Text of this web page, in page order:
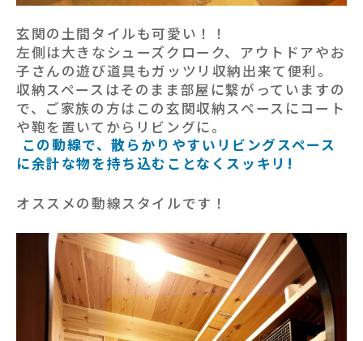
玄関の土間タイルも可愛い！！
左側は大きなシューズクローク、アウトドアやお
子さんの遊び道具もガッツリ収納出来て便利。
収納スペースはそのまま部屋に繋がっていますの
で、ご家族の方はこの玄関収納スペースにコート
や鞄を置いてからリビングに。
この動線で、散らかりやすいリビングスペース
に余計な物を持ち込むことなくスッキリ!
オススメの動線スタイルです！